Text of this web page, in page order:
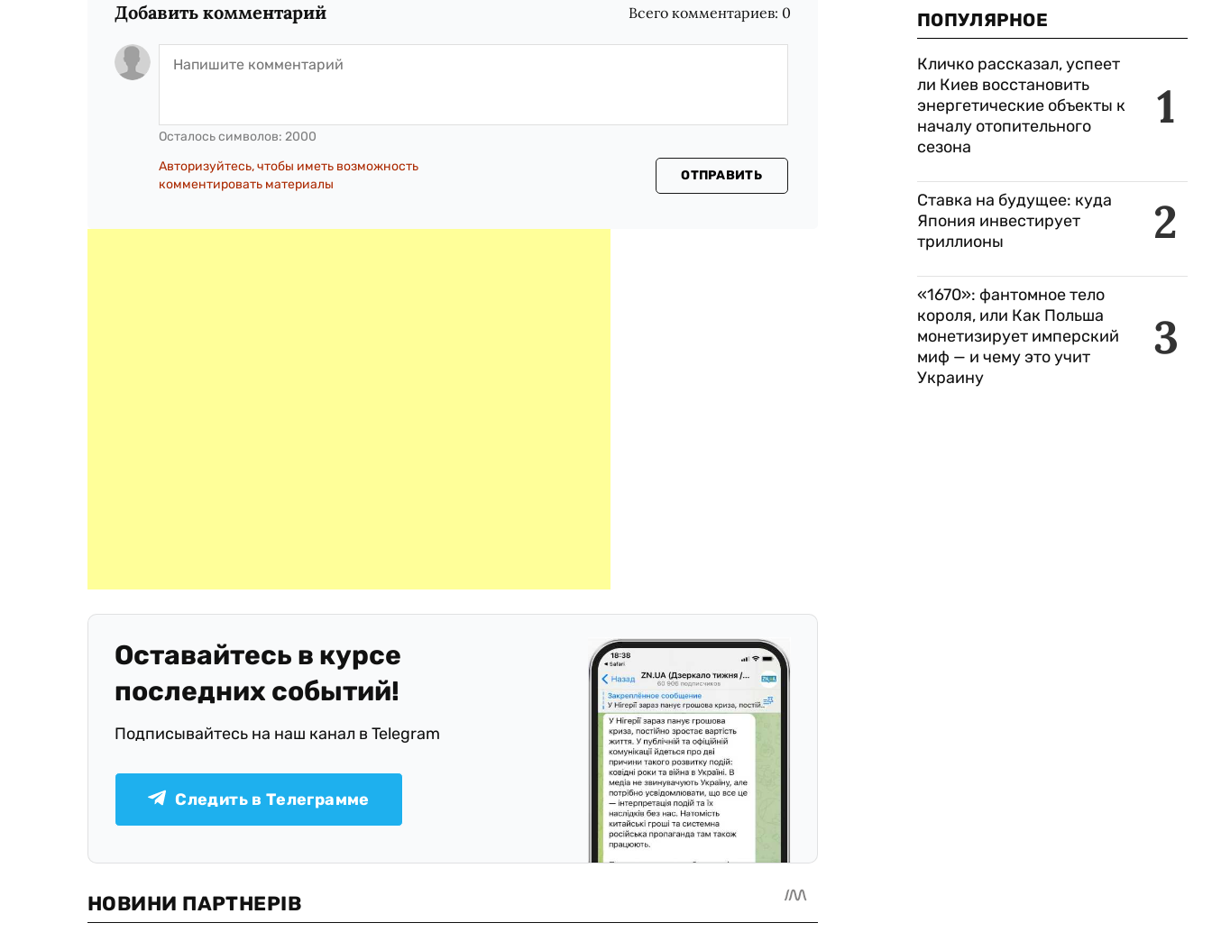
Добавить комментарий Всего комментариев: 0
Осталось символов: 2000
Авторизуйтесь, чтобы иметь возможность
комментировать материалы
ОТПРАВИТЬ
Оставайтесь в курсе
последних событий!
Подписывайтесь на наш канал в Telegram
Следить в Телеграмме
ПОПУЛЯРНОЕ
1
Кличко рассказал, успеет
ли Киев восстановить
энергетические объекты к
началу отопительного
сезона
2
Ставка на будущее: куда
Япония инвестирует
триллионы
3
«1670»: фантомное тело
короля, или Как Польша
монетизирует имперский
миф — и чему это учит
Украину